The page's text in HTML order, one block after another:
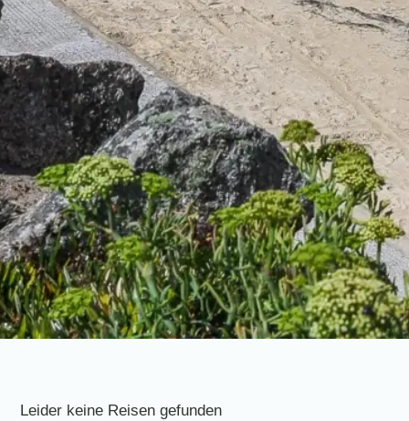
Leider keine Reisen gefunden